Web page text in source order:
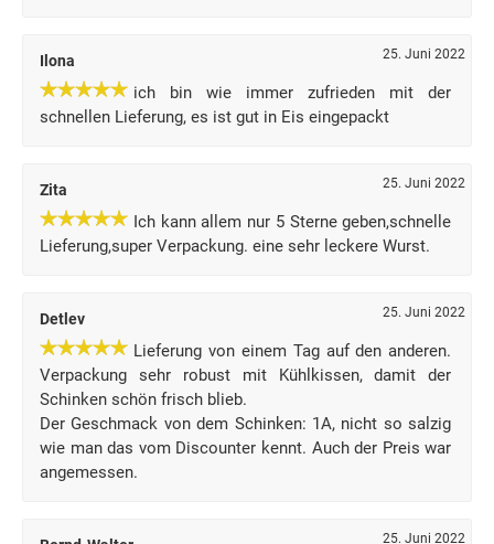
Ilona 25. Juni 2022
ich bin wie immer zufrieden mit der
schnellen Lieferung, es ist gut in Eis eingepackt
Zita 25. Juni 2022
Ich kann allem nur 5 Sterne geben,schnelle
Lieferung,super Verpackung. eine sehr leckere Wurst.
Detlev 25. Juni 2022
Lieferung von einem Tag auf den anderen.
Verpackung sehr robust mit Kühlkissen, damit der
Schinken schön frisch blieb.
Der Geschmack von dem Schinken: 1A, nicht so salzig
wie man das vom Discounter kennt. Auch der Preis war
angemessen.
25. Juni 2022